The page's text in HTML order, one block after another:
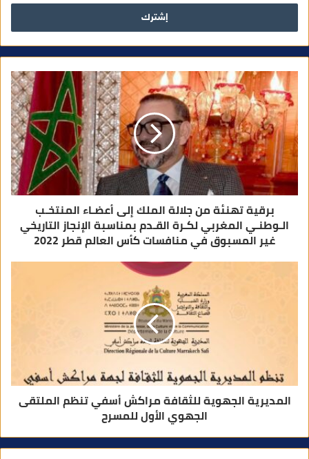
ل
ر
ا
ك
ت
ر
و
ن
ي
برقية تهنئة من جلالة الملك إلى أعضـاء المنتخـب
الـوطنـي المغربي لكـرة القـدم بمناسبة الإنجاز التاريخي
غير المسبوق في منافسات كأس العالم قطر 2022
المديرية الجهوية للثقافة مراكش أسفي تنظم الملتقى
الجهوي الأول للمسرح